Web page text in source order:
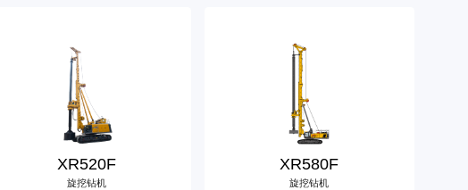
XR520F
旋挖钻机
XR580F
旋挖钻机